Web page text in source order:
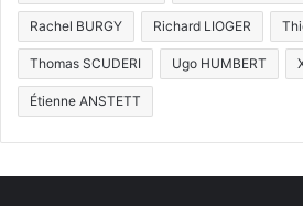
Rachel BURGY Richard LIOGER
Thomas SCUDERI Ugo HUMBERT
Étienne ANSTETT